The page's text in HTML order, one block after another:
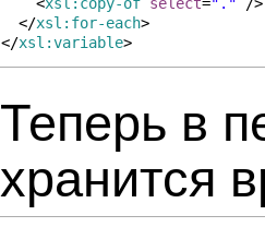
</xsl:for-each>
</xsl:variable>
Теперь в
хранится